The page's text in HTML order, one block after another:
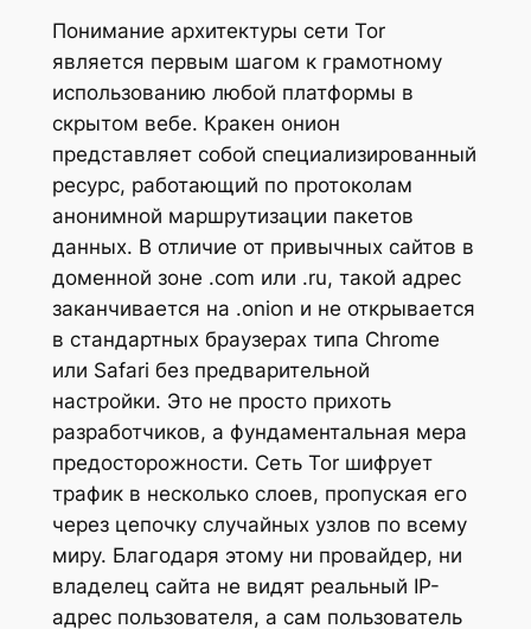
Понимание архитектуры сети Tor
является первым шагом к грамотному
использованию любой платформы в
скрытом вебе. Кракен онион
представляет собой специализированный
ресурс, работающий по протоколам
анонимной маршрутизации пакетов
данных. В отличие от привычных сайтов в
доменной зоне .com или .ru, такой адрес
заканчивается на .onion и не открывается
в стандартных браузерах типа Chrome
или Safari без предварительной
настройки. Это не просто прихоть
разработчиков, а фундаментальная мера
предосторожности. Сеть Tor шифрует
трафик в несколько слоев, пропуская его
через цепочку случайных узлов по всему
миру. Благодаря этому ни провайдер, ни
владелец сайта не видят реальный IP-
адрес пользователя, а сам пользователь